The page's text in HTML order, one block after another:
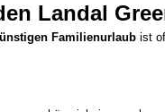
Landal
Familienurlaub ist